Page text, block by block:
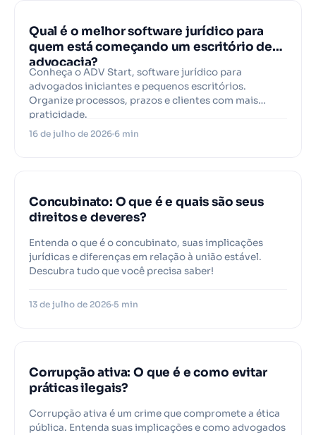
Qual é o melhor software jurídico para
quem está começando um escritório de
advocacia?
Conheça o ADV Start, software jurídico para
advogados iniciantes e pequenos escritórios.
Organize processos, prazos e clientes com mais
praticidade.
16 de julho de 2026 6 min
Concubinato: O que é e quais são seus
direitos e deveres?
Entenda o que é o concubinato, suas implicações
jurídicas e diferenças em relação à união estável.
Descubra tudo que você precisa saber!
13 de julho de 2026 5 min
Corrupção ativa: O que é e como evitar
práticas ilegais?
Corrupção ativa é um crime que compromete a ética
pública. Entenda suas implicações e como advogados